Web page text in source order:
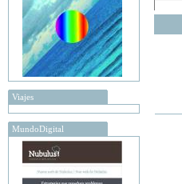
Viajes
MundoDigital